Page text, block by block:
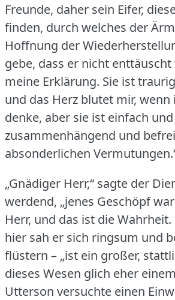
Freunde, daher sein Eifer,
finden, durch welches der
Hoffnung der
gebe, dass er nicht enttäuscht
meine Erklärung. Sie ist
und das Herz blutet mir, wenn
denke, aber sie ist einfach und
zusammenhängend und
absonderlichen
„Gnädiger Herr,“ sagte der
werdend, „jenes Geschöpf
Herr, und das ist die Wahrheit.
hier sah er sich ringsum und
flüstern – „ist ein großer,
dieses Wesen glich eher
Utterson versuchte einen